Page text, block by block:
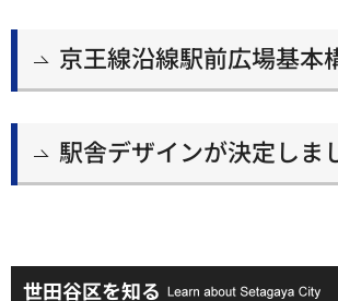
京王線沿線駅前広場基本
駅舎デザインが決定しま
世田谷区を知る